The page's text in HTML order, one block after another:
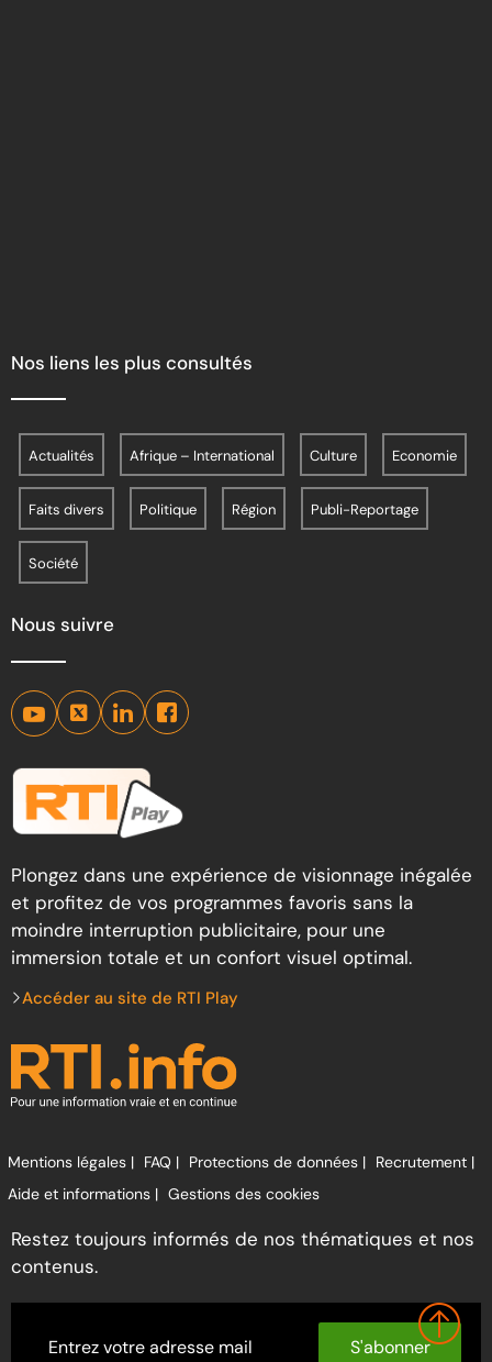
Nos liens les plus consultés
Actualités Afrique – International Culture Economie
Faits divers Politique Région Publi-Reportage
Société
Nous suivre
Plongez dans une expérience de visionnage inégalée
et profitez de vos programmes favoris sans la
moindre interruption publicitaire, pour une
immersion totale et un confort visuel optimal.
Accéder au site de RTI Play
Mentions légales | FAQ | Protections de données | Recrutement |
Aide et informations | Gestions des cookies
Restez toujours informés de nos thématiques et nos
contenus.
S'abonner